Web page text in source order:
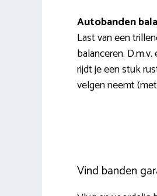
Autobanden
Last van een
balanceren.
rijdt je een stuk
velgen neemt
Vind banden